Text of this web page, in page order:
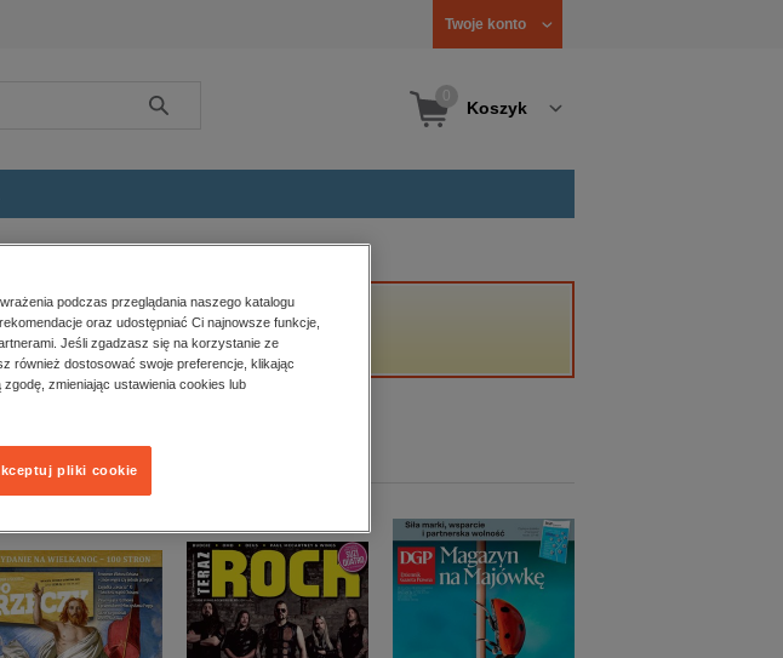
Twoje konto
Szukaj Koszyk
jest dostępny.
podczas przeglądania naszego katalogu
oraz udostępniać Ci najnowsze funkcje,
Jeśli zgadzasz się na korzystanie ze
również dostosować swoje preferencje, klikając
zmieniając ustawienia cookies lub
pliki cookie